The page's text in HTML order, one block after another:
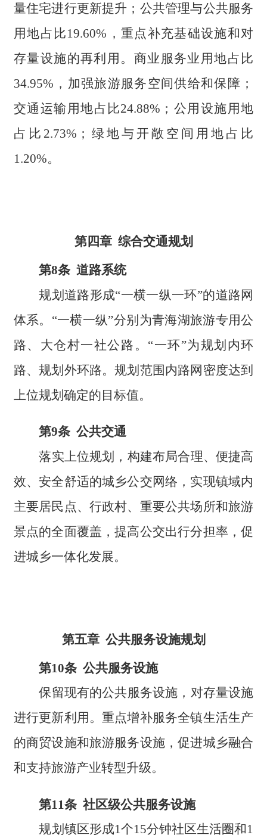
量住宅进行更新提升；公共管理与公共服务
用地占比19.60%，重点补充基础设施和对
存量设施的再利用。商业服务业用地占比
34.95%，加强旅游服务空间供给和保障；
交通运输用地占比24.88%；公用设施用地
占比2.73%；绿地与开敞空间用地占比
1.20%。
第四章 综合交通规划
第8条 道路系统
规划道路形成“一横一纵一环”的道路网
体系。“一横一纵”分别为青海湖旅游专用公
路、大仓村一社公路。“一环”为规划内环
路、规划外环路。规划范围内路网密度达到
上位规划确定的目标值。
第9条 公共交通
落实上位规划，构建布局合理、便捷高
效、安全舒适的城乡公交网络，实现镇域内
主要居民点、行政村、重要公共场所和旅游
景点的全面覆盖，提高公交出行分担率，促
进城乡一体化发展。
第五章 公共服务设施规划
第10条 公共服务设施
保留现有的公共服务设施，对存量设施
进行更新利用。重点增补服务全镇生活生产
的商贸设施和旅游服务设施，促进城乡融合
和支持旅游产业转型升级。
第11条 社区级公共服务设施
规划镇区形成1个15分钟社区生活圈和1